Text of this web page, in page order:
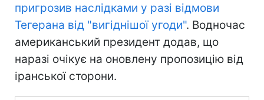
пригрозив наслідками у разі відмови
Тегерана від "вигіднішої угоди". Водночас
американський президент додав, що
наразі очікує на оновлену пропозицію від
іранської сторони.